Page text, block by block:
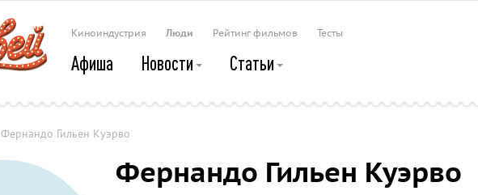
Киноиндустрия Люди Рейтинг фильмов Тесты
Афиша Новости Статьи
Фернандо Гильен Куэрво
Фернандо Гильен Куэрво